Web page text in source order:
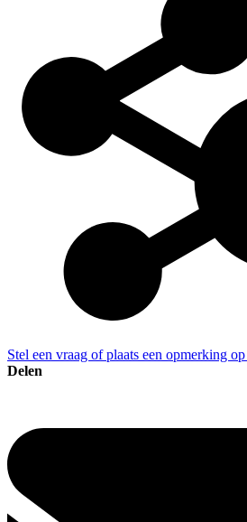
Stel een vraag of plaats een opmerking
Delen